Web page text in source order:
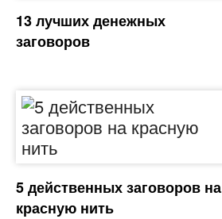
13 лучших денежных
заговоров
5 действенных заговоров на
красную нить